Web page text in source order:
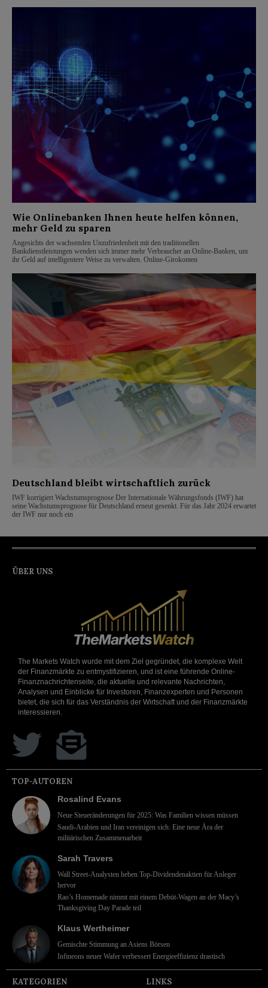
Wie Onlinebanken Ihnen heute helfen können,
mehr Geld zu sparen
Angesichts der wachsenden Unzufriedenheit mit den traditionellen
Bankdienstleistungen wenden sich immer mehr Verbraucher an Online-Banken, um
ihr Geld auf intelligentere Weise zu verwalten. Online-Girokonten
Deutschland bleibt wirtschaftlich zurück
IWF korrigiert Wachstumsprognose Der Internationale Währungsfonds (IWF) hat
seine Wachstumsprognose für Deutschland erneut gesenkt. Für das Jahr 2024 erwartet
der IWF nur noch ein
ÜBER UNS
The Markets Watch wurde mit dem Ziel gegründet, die komplexe Welt
der Finanzmärkte zu entmystifizieren, und ist eine führende Online-
Finanznachrichtenseite, die aktuelle und relevante Nachrichten,
Analysen und Einblicke für Investoren, Finanzexperten und Personen
bietet, die sich für das Verständnis der Wirtschaft und der Finanzmärkte
interessieren.
TOP-AUTOREN
Rosalind Evans
Neue Steueränderungen für 2025: Was Familien wissen müssen
Saudi-Arabien und Iran vereinigen sich: Eine neue Ära der
militärischen Zusammenarbeit
Sarah Travers
Wall Street-Analysten heben Top-Dividendenaktien für Anleger
hervor
Rao’s Homemade nimmt mit einem Debüt-Wagen an der Macy’s
Thanksgiving Day Parade teil
Klaus Wertheimer
Gemischte Stimmung an Asiens Börsen
Infineons neuer Wafer verbessert Energieeffizienz drastisch
KATEGORIEN LINKS